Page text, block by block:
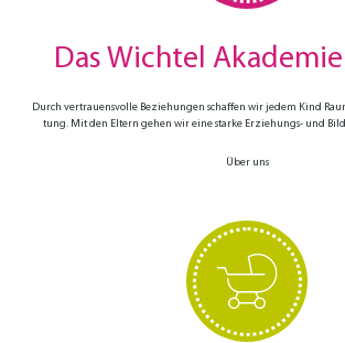
Das Wichtel
Durch vertrauens­volle Bezie­hungen schaffen wir jedem Kind
tung. Mit den Eltern gehen wir eine starke Erziehungs- und
Über uns